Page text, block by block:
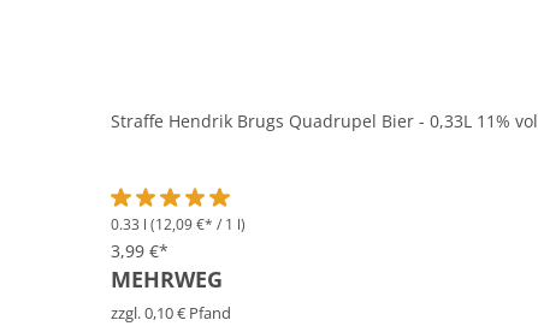
Straffe Hendrik Brugs Quadrupel Bier - 0,33L 11% vol
Durchschnittliche Bewertung von 5 von 5 Sternen
0.33 l (12,09 €* / 1 l)
3,99 €*
MEHRWEG
zzgl. 0,10 € Pfand